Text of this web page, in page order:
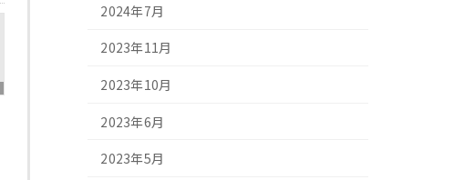
2024年7月
2023年11月
2023年10月
2023年6月
2023年5月